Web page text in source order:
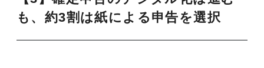
も、約3割は紙による申告を選択